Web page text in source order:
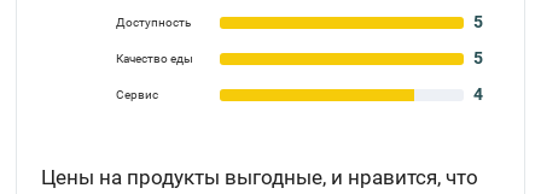
Доступность 5
Качество еды 5
Сервис 4
Цены на продукты выгодные, и нравится, что